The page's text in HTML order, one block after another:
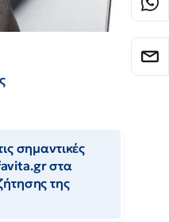
σημαντικές
στα
της